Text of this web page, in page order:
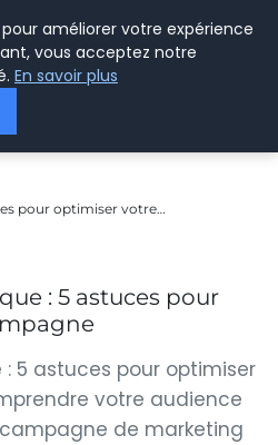
pour optimiser votre…
: 5 astuces pour
5 astuces pour optimiser
votre audience
de marketing
améliorer votre expérience
vous acceptez notre
En savoir plus